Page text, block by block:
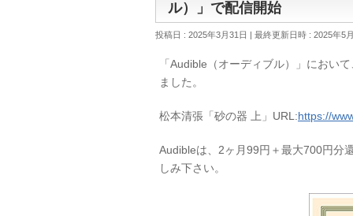
ル）」で配信開始
投稿日 : 2025年3月31日 最終更新日時 : 2025年5
「Audible（オーディブル）」におい
ました。
松本清張「砂の器 上」URL:https://
Audibleは、2ヶ月99円＋最大700円分
しみ下さい。